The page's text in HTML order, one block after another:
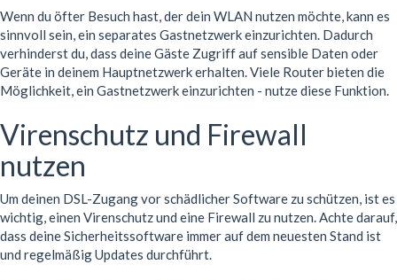
Wenn du öfter Besuch hast, der dein WLAN nutzen möchte, kann es
sinnvoll sein, ein separates Gastnetzwerk einzurichten. Dadurch
verhinderst du, dass deine Gäste Zugriff auf sensible Daten oder
Geräte in deinem Hauptnetzwerk erhalten. Viele Router bieten die
Möglichkeit, ein Gastnetzwerk einzurichten - nutze diese Funktion.
Virenschutz und Firewall
nutzen
Um deinen DSL-Zugang vor schädlicher Software zu schützen, ist es
wichtig, einen Virenschutz und eine Firewall zu nutzen. Achte darauf,
dass deine Sicherheitssoftware immer auf dem neuesten Stand ist
und regelmäßig Updates durchführt.